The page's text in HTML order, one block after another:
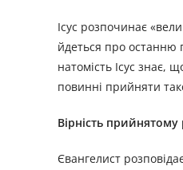
Ісус розпочинає
йдеться про останню
натомість Ісус знає,
повинні прийняти
Вірність
Євангелист